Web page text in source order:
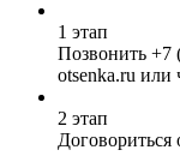
1 этап
Позвонить +7
otsenka.ru или
2 этап